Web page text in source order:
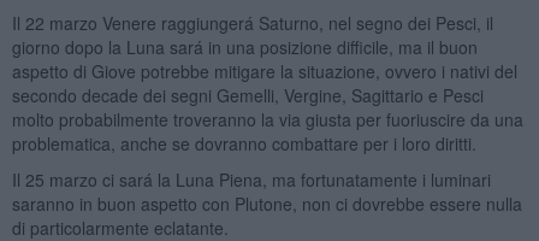
Il 22 marzo Venere raggiungerá Saturno, nel segno dei Pesci, il
giorno dopo la Luna sará in una posizione difficile, ma il buon
aspetto di Giove potrebbe mitigare la situazione, ovvero i nativi del
secondo decade dei segni Gemelli, Vergine, Sagittario e Pesci
molto probabilmente troveranno la via giusta per fuoriuscire da una
problematica, anche se dovranno combattare per i loro diritti.
Il 25 marzo ci sará la Luna Piena, ma fortunatamente i luminari
saranno in buon aspetto con Plutone, non ci dovrebbe essere nulla
di particolarmente eclatante.